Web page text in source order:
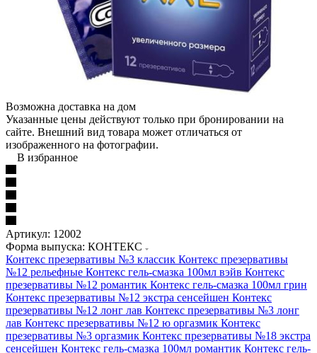
Возможна доставка на дом
Указанные цены действуют только при бронировании на
сайте. Внешний вид товара может отличаться от
изображенного на фотографии.
В избранное
Артикул: 12002
Форма выпуска: КОНТЕКС
Контекс презервативы №3 классик Контекс презервативы
№12 рельефные Контекс гель-смазка 100мл вэйв Контекс
презервативы №12 романтик Контекс гель-смазка 100мл грин
Контекс презервативы №12 экстра сенсейшен Контекс
презервативы №12 лонг лав Контекс презервативы №3 лонг
лав Контекс презервативы №12 ю оргазмик Контекс
презервативы №3 оргазмик Контекс презервативы №18 экстра
сенсейшен Контекс гель-смазка 100мл романтик Контекс гель-